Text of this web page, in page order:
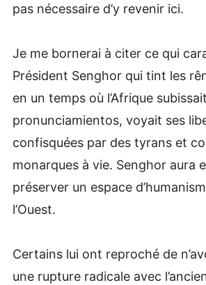
pas nécessaire d’y revenir ici.
Je me bornerai à citer ce qui
Président Senghor qui tint les
en un temps où l’Afrique
pronunciamientos, voyait ses
confisquées par des tyrans et
monarques à vie. Senghor aura
préserver un espace
l’Ouest.
Certains lui ont reproché de
une rupture radicale avec